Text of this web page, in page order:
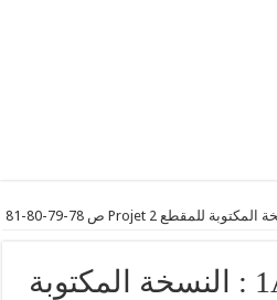
لغة فرنسية 1AM : النسخة المكتوبة